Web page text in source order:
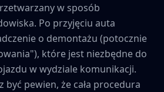
w sposób
Po przyjęciu auta
o demontażu (potocznie
które jest niezbędne do
w wydziale komunikacji.
być pewien, że cała procedura